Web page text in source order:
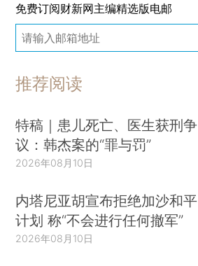
免费订阅财新网主编精选版电邮
推荐阅读
特稿｜患儿死亡、医生获刑争
议：韩杰案的“罪与罚”
2026年08月10日
内塔尼亚胡宣布拒绝加沙和平
计划 称“不会进行任何撤军”
2026年08月10日